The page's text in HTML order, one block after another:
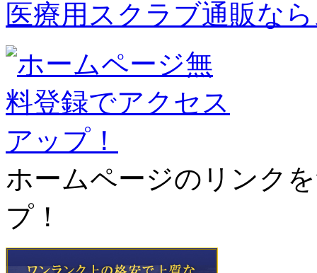
医療用スクラブ通販な
ホームページのリンク
プ！